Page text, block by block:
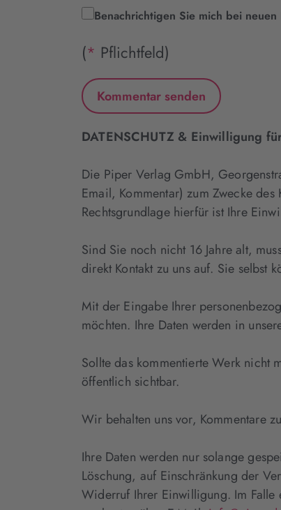
Benachrichtigen Sie mich bei neuen
(* Pflichtfeld)
DATENSCHUTZ & Einwilligung
Die Piper Verlag GmbH,
Email, Kommentar) zum Zwecke
Rechtsgrundlage hierfür ist Ihre
Sind Sie noch nicht 16 Jahre alt,
direkt Kontakt zu uns auf. Sie selbst
Mit der Eingabe Ihrer
möchten. Ihre Daten werden in
Sollte das kommentierte Werk nicht
öffentlich sichtbar.
Wir behalten uns vor, Kommentare
Ihre Daten werden nur solange
Löschung, auf Einschränkung der
Widerruf Ihrer Einwilligung. Im Falle